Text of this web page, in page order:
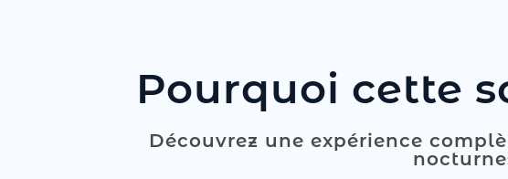
Pourquoi cette
Découvrez une expérience